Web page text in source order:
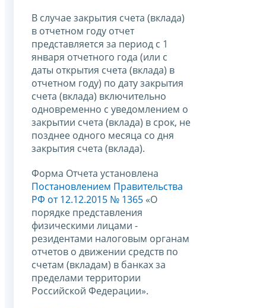
В случае закрытия счета (вклада)
в отчетном году отчет
представляется за период с 1
января отчетного года (или с
даты открытия счета (вклада) в
отчетном году) по дату закрытия
счета (вклада) включительно
одновременно с уведомлением о
закрытии счета (вклада) в срок, не
позднее одного месяца со дня
закрытия счета (вклада).
Форма Отчета установлена
Постановлением Правительства
РФ от 12.12.2015 № 1365 «О
порядке представления
физическими лицами -
резидентами налоговым органам
отчетов о движении средств по
счетам (вкладам) в банках за
пределами территории
Российской Федерации».